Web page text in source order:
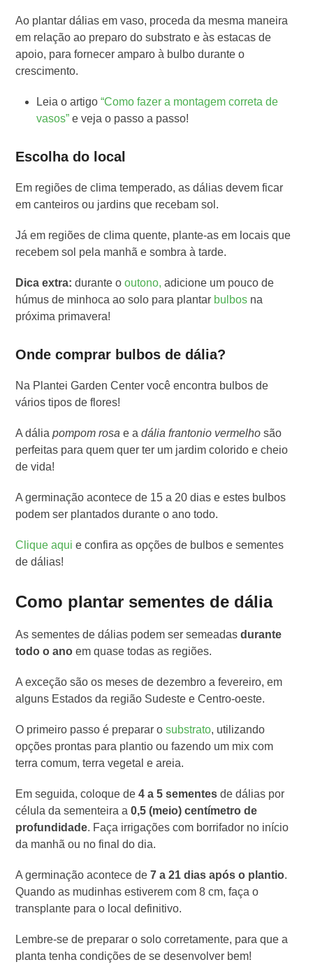
Ao plantar dálias em vaso, proceda da mesma maneira
em relação ao preparo do substrato e às estacas de
apoio, para fornecer amparo à bulbo durante o
crescimento.
Leia o artigo“Como fazer a montagem correta de
vasos” e veja o passo a passo!
Escolha do local
Em regiões de clima temperado, as dálias devem ficar
em canteiros ou jardins que recebam sol.
Já em regiões de clima quente, plante-as em locais que
recebem sol pela manhã e sombra à tarde.
Dica extra: durante ooutono, adicione um pouco de
húmus de minhoca ao solo para plantar bulbos na
próxima primavera!
Onde comprar bulbos de dália?
Na Plantei Garden Center você encontra bulbos de
vários tipos de flores!
A dáliapompom rosa e adália frantonio vermelho são
perfeitas para quem quer ter um jardim colorido e cheio
de vida!
A germinação acontece de 15 a 20 dias e estes bulbos
podem ser plantados durante o ano todo.
Clique aqui e confira as opções de bulbos e sementes
de dálias!
Como plantar sementes de dália
As sementes de dálias podem ser semeadas durante
todo o ano em quase todas as regiões.
A exceção são os meses de dezembro a fevereiro, em
alguns Estados da região Sudeste e Centro-oeste.
O primeiro passo é preparar osubstrato, utilizando
opções prontas para plantio ou fazendo um mix com
terra comum, terra vegetal e areia.
Em seguida, coloque de4 a 5 sementes de dálias por
célula da sementeira a0,5 (meio) centímetro de
profundidade. Faça irrigações com borrifador no início
da manhã ou no final do dia.
A germinação acontece de 7 a 21 dias após o plantio.
Quando as mudinhas estiverem com 8 cm, faça o
transplante para o local definitivo.
Lembre-se de preparar o solo corretamente, para que a
planta tenha condições de se desenvolver bem!